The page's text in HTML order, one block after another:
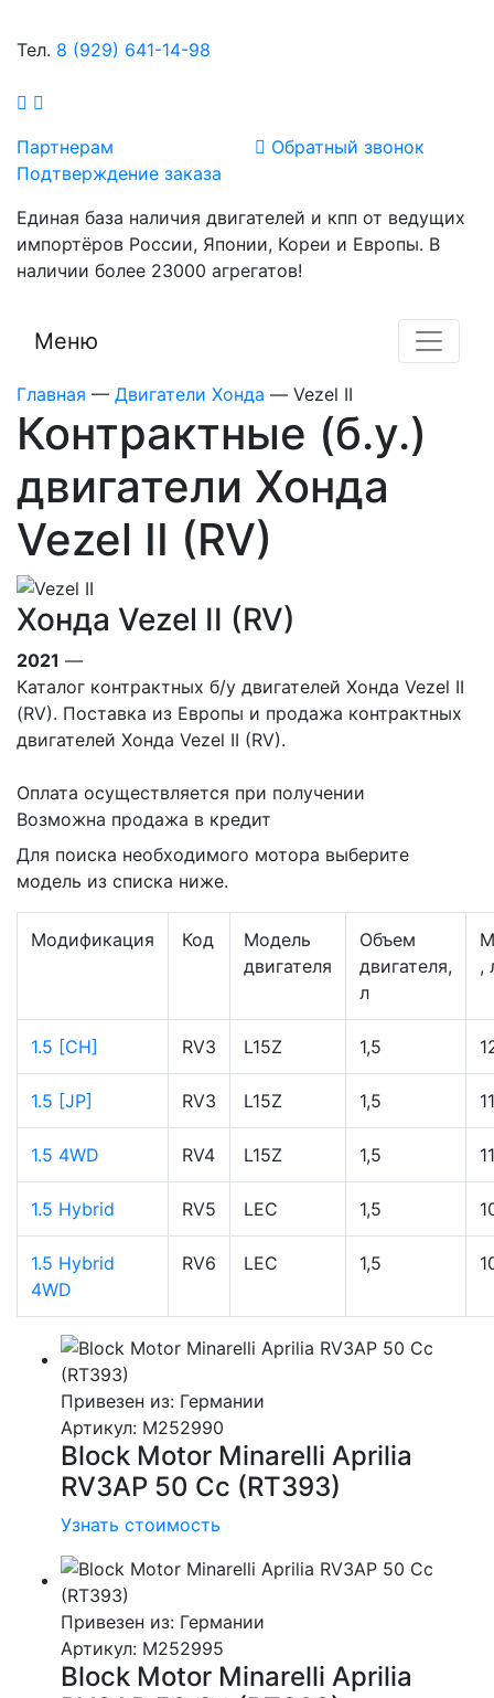
Тел. 8 (929) 641-14-98
Партнерам
Подтверждение заказа
Обратный звонок
Единая база наличия двигателей и кпп от ведущих
импортёров России, Японии, Кореи и Европы. В
наличии более 23000 агрегатов!
Меню
Главная — Двигатели Хонда — Vezel II
Контрактные (б.у.)
двигатели Хонда
Vezel II (RV)
Хонда Vezel II (RV)
2021 —
Каталог контрактных б/у двигателей Хонда Vezel II
(RV). Поставка из Европы и продажа контрактных
двигателей Хонда Vezel II (RV).
Оплата осуществляется при получении
Возможна продажа в кредит
Для поиска необходимого мотора выберите
модель из списка ниже.
Модификация Код
Модель
двигателя
Объем
двигателя,
л
,
1.5 [CH] RV3 L15Z 1,5
1.5 [JP] RV3 L15Z 1,5
1.5 4WD RV4 L15Z 1,5
1.5 Hybrid RV5 LEC 1,5
1.5 Hybrid
4WD
RV6 LEC 1,5
Привезен из: Германии
Артикул: M252990
Block Motor Minarelli Aprilia
RV3AP 50 Cc (RT393)
Узнать стоимость
Привезен из: Германии
Артикул: M252995
Block Motor Minarelli Aprilia